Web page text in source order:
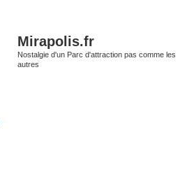
Mirapolis.fr
Nostalgie d'un Parc d'attraction pas comme les
autres